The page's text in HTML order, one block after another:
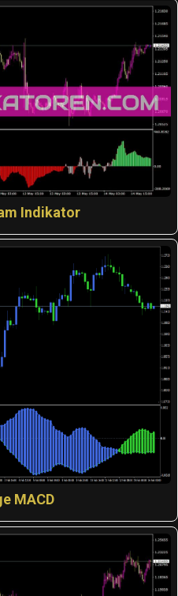
Indikator
MACD